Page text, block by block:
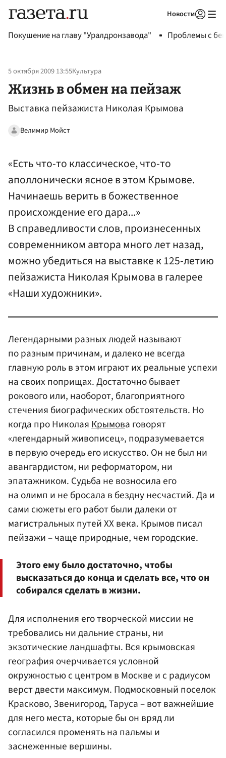
Новости
Покушение на главу "Уралдронзавода" Проблемы с
5 октября 2009 13:55Культура
Жизнь в обмен на пейзаж
Выставка пейзажиста Николая Крымова
Велимир Мойст
«Есть что-то классическое, что-то
аполлонически ясное в этом Крымове.
Начинаешь верить в божественное
происхождение его дара...»
В справедливости слов, произнесенных
современником автора много лет назад,
можно убедиться на выставке к 125-летию
пейзажиста Николая Крымова в галерее
«Наши художники».
Легендарными разных людей называют
по разным причинам, и далеко не всегда
главную роль в этом играют их реальные успехи
на своих поприщах. Достаточно бывает
рокового или, наоборот, благоприятного
стечения биографических обстоятельств. Но
когда про Николая Крымова говорят
«легендарный живописец», подразумевается
в первую очередь его искусство. Он не был ни
авангардистом, ни реформатором, ни
эпатажником. Судьба не возносила его
на олимп и не бросала в бездну несчастий. Да и
сами сюжеты его работ были далеки от
магистральных путей ХХ века. Крымов писал
пейзажи – чаще природные, чем городские.
Этого ему было достаточно, чтобы
высказаться до конца и сделать все, что он
собирался сделать в жизни.
Для исполнения его творческой миссии не
требовались ни дальние страны, ни
экзотические ландшафты. Вся крымовская
география очерчивается условной
окружностью с центром в Москве и с радиусом
верст двести максимум. Подмосковный поселок
Красково, Звенигород, Таруса – вот важнейшие
для него места, которые бы он вряд ли
согласился променять на пальмы и
заснеженные вершины.